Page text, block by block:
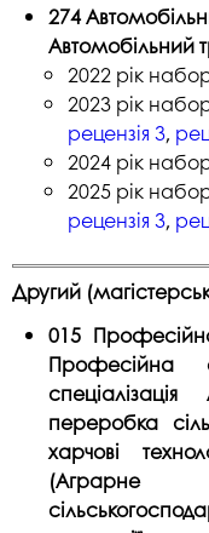
274
Автомобільний
2022 рік
2023 рік
рецензія 3,
2024 рік
2025 рік
рецензія 3,
Другий
015
Професійна
переробка
харчові
(Аграрне